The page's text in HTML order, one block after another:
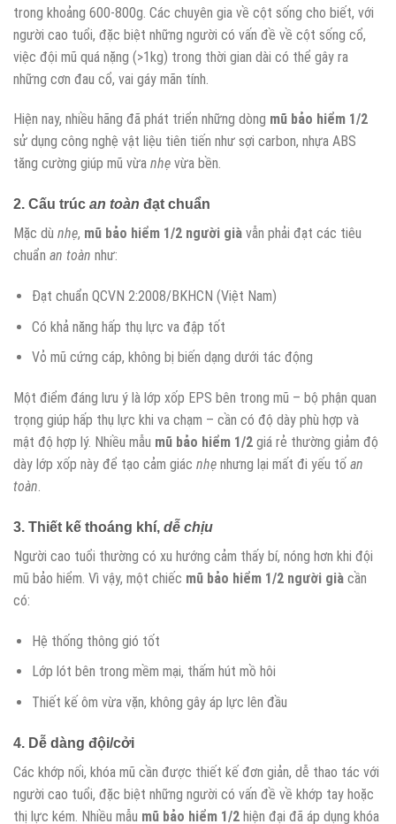
trong khoảng 600-800g. Các chuyên gia về cột sống cho biết, với
người cao tuổi, đặc biệt những người có vấn đề về cột sống cổ,
việc đội mũ quá nặng (>1kg) trong thời gian dài có thể gây ra
những cơn đau cổ, vai gáy mãn tính.
Hiện nay, nhiều hãng đã phát triển những dòng mũ bảo hiểm 1/2
sử dụng công nghệ vật liệu tiên tiến như sợi carbon, nhựa ABS
tăng cường giúp mũ vừa nhẹ vừa bền.
2. Cấu trúc an toàn đạt chuẩn
Mặc dù nhẹ, mũ bảo hiểm 1/2 người già vẫn phải đạt các tiêu
chuẩn an toàn như:
Đạt chuẩn QCVN 2:2008/BKHCN (Việt Nam)
Có khả năng hấp thụ lực va đập tốt
Vỏ mũ cứng cáp, không bị biến dạng dưới tác động
Một điểm đáng lưu ý là lớp xốp EPS bên trong mũ – bộ phận quan
trọng giúp hấp thụ lực khi va chạm – cần có độ dày phù hợp và
mật độ hợp lý. Nhiều mẫu mũ bảo hiểm 1/2 giá rẻ thường giảm độ
dày lớp xốp này để tạo cảm giác nhẹ nhưng lại mất đi yếu tố an
toàn.
3. Thiết kế thoáng khí, dễ chịu
Người cao tuổi thường có xu hướng cảm thấy bí, nóng hơn khi đội
mũ bảo hiểm. Vì vậy, một chiếc mũ bảo hiểm 1/2 người già cần
có:
Hệ thống thông gió tốt
Lớp lót bên trong mềm mại, thấm hút mồ hôi
Thiết kế ôm vừa vặn, không gây áp lực lên đầu
4. Dễ dàng đội/cởi
Các khớp nối, khóa mũ cần được thiết kế đơn giản, dễ thao tác với
người cao tuổi, đặc biệt những người có vấn đề về khớp tay hoặc
thị lực kém. Nhiều mẫu mũ bảo hiểm 1/2 hiện đại đã áp dụng khóa